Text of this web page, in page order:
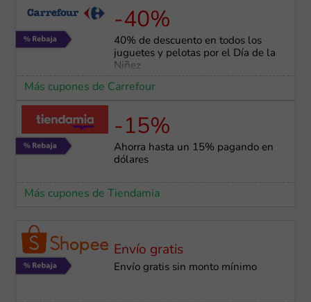
-40%
40% de descuento en todos los
juguetes y pelotas por el Día de la
Niñez
Más cupones de Carrefour
-15%
Ahorra hasta un 15% pagando en
dólares
Más cupones de Tiendamia
Envío gratis
Envío gratis sin monto mínimo